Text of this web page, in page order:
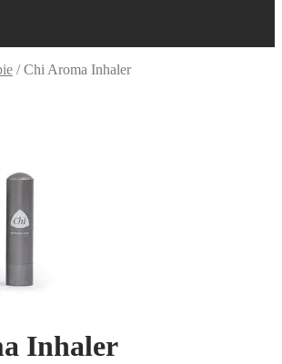
/Chi Aroma Inhaler
Inhaler